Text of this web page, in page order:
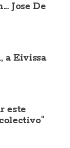
Jose De
a Eivissa
este